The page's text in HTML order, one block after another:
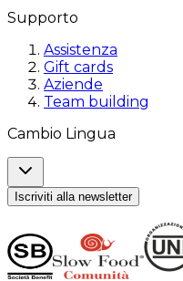
Supporto
Assistenza
Gift cards
Aziende
Team building
Cambio Lingua
Iscriviti alla newsletter